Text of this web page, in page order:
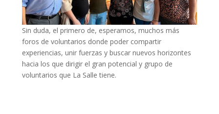
Sin duda, el primero de, esperamos, muchos más
foros de voluntarios donde poder compartir
experiencias, unir fuerzas y buscar nuevos horizontes
hacia los que dirigir el gran potencial y grupo de
voluntarios que La Salle tiene.